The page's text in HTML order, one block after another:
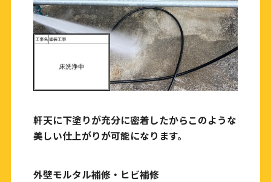
軒天に下塗りが充分に密着したからこのような
美しい仕上がりが可能になります。
外壁モルタル補修・ヒビ補修